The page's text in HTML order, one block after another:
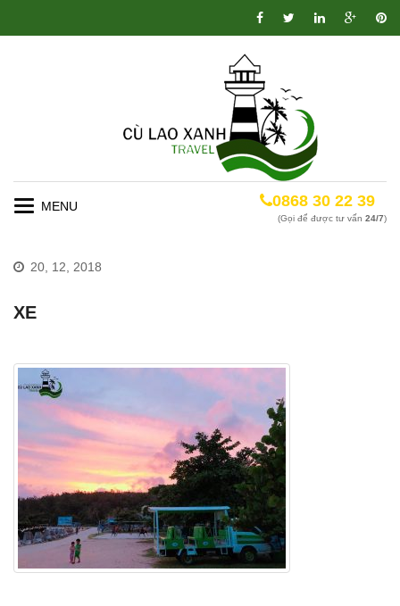
Toggle
0868 30 22 39
(Gọi để được tư vấn 24/7)
20, 12, 2018
XE